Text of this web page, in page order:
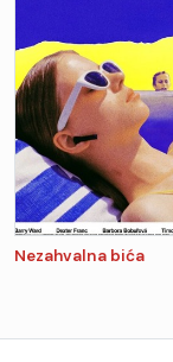
Nezahvalna bića